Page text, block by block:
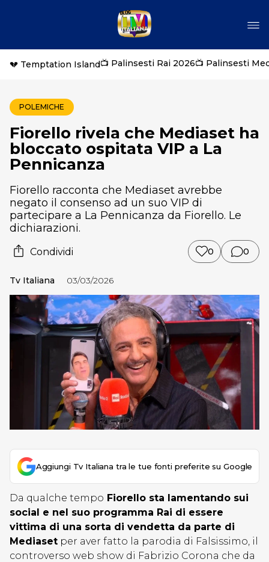
💔 Temptation Island📺 Palinsesti Rai 2026📺 Palinsesti
POLEMICHE
Fiorello rivela che Mediaset ha
bloccato ospitata VIP a La
Pennicanza
Fiorello racconta che Mediaset avrebbe
negato il consenso ad un suo VIP di
partecipare a La Pennicanza da Fiorello. Le
dichiarazioni.
Condividi 0 0
Tv Italiana 03/03/2026
Aggiungi Tv Italiana tra le tue fonti preferite su Google
Da qualche tempo Fiorello sta lamentando sui
social e nel suo programma Rai di essere
vittima di una sorta di vendetta da parte di
Mediaset per aver fatto la parodia di Falsissimo, il
controverso web show di Fabrizio Corona che da